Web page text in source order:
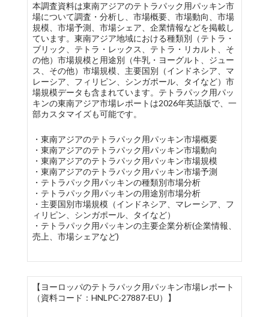
本調査資料は東南アジアのテトラパック用パッキン市
場について調査・分析し、市場概要、市場動向、市場
規模、市場予測、市場シェア、企業情報などを掲載し
ています。東南アジア地域における種類別（テトラ・
ブリック、テトラ・レックス、テトラ・リカルト、そ
の他）市場規模と用途別（牛乳・ヨーグルト、ジュー
ス、その他）市場規模、主要国別（インドネシア、マ
レーシア、フィリピン、シンガポール、タイなど）市
場規模データも含まれています。テトラパック用パッ
キンの東南アジア市場レポートは2026年英語版で、一
部カスタマイズも可能です。
・東南アジアのテトラパック用パッキン市場概要
・東南アジアのテトラパック用パッキン市場動向
・東南アジアのテトラパック用パッキン市場規模
・東南アジアのテトラパック用パッキン市場予測
・テトラパック用パッキンの種類別市場分析
・テトラパック用パッキンの用途別市場分析
・主要国別市場規模（インドネシア、マレーシア、フ
ィリピン、シンガポール、タイなど）
・テトラパック用パッキンの主要企業分析(企業情報、
売上、市場シェアなど)
【ヨーロッパのテトラパック用パッキン市場レポート
（資料コード：HNLPC-27887-EU）】